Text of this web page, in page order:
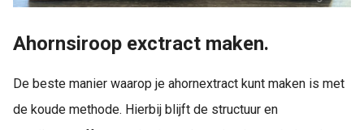
Ahornsiroop exctract maken.
De beste manier waarop je ahornextract kunt maken is met
de koude methode. Hierbij blijft de structuur en